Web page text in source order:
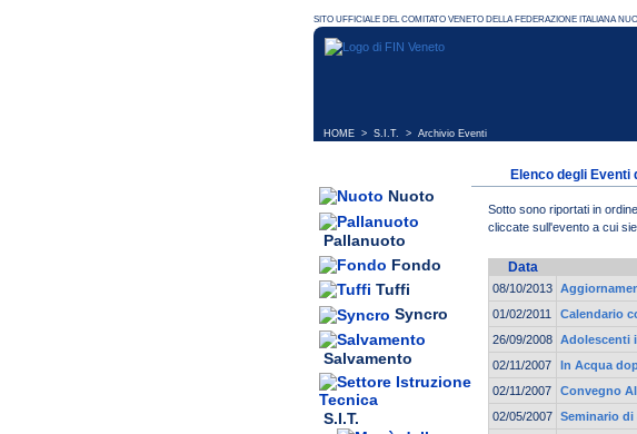
HOME > S.I.T. > Archivio Eventi
Nuoto
Pallanuoto
Fondo
Tuffi
Syncro
Salvamento
S.I.T.
Elenco degli Eventi
Sotto sono riportati in
cliccate sull'evento a cui
Data
08/10/2013
01/02/2011
Calendario
26/09/2008 Adolescenti
02/11/2007
In Acqua
02/11/2007
Convegno
02/05/2007 Seminario di